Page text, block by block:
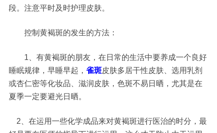
段。注意平时及时护理皮肤。
控制黄褐斑的发生的方法：
1、有黄褐斑的朋友，在日常的生活中要养成一个良好
睡眠规律，早睡早起，雀斑皮肤多居干性皮肤、选用乳剂
或杏仁密等化妆品、滋润皮肤，色斑不易日晒，尤其是在
夏季一定要避光日晒。
2、在运用一些化学成品来对黄褐斑进行医治的时分，最